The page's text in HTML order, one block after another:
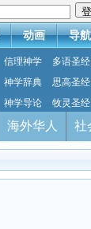
动画 导航
信理神学
多语圣经
神学辞典
思高圣经
神学导论 牧灵圣经
海外华人 社